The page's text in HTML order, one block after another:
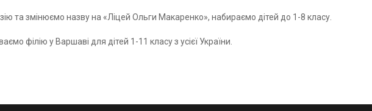
та змінюємо назву на «Ліцей Ольги Макаренко», набираємо дітей до 1-8 класу.
філію у Варшаві для дітей 1-11 класу з усієї України.